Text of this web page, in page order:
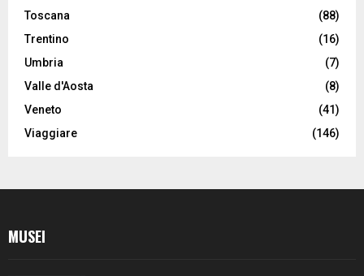
Toscana
(88)
Trentino
(16)
Umbria
(7)
Valle d'Aosta
(8)
Veneto
(41)
Viaggiare
(146)
MUSEI